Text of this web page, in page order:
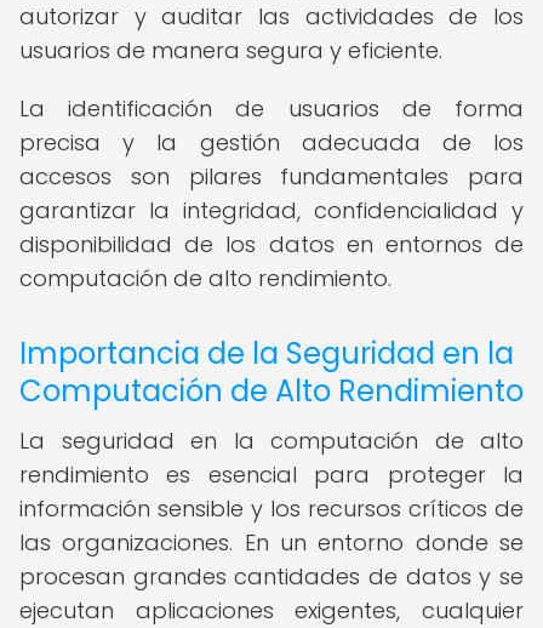
autorizar y auditar las actividades de los
usuarios de manera segura y eficiente.
La identificación de usuarios de forma
precisa y la gestión adecuada de los
accesos son pilares fundamentales para
garantizar la integridad, confidencialidad y
disponibilidad de los datos en entornos de
computación de alto rendimiento.
Importancia de la Seguridad en la
Computación de Alto Rendimiento
La seguridad en la computación de alto
rendimiento es esencial para proteger la
información sensible y los recursos críticos de
las organizaciones. En un entorno donde se
procesan grandes cantidades de datos y se
ejecutan aplicaciones exigentes, cualquier